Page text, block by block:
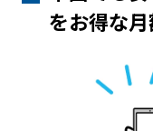
をお得な